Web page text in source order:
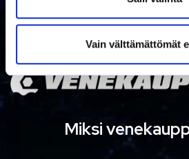
Vain välttämättömät
Miksi